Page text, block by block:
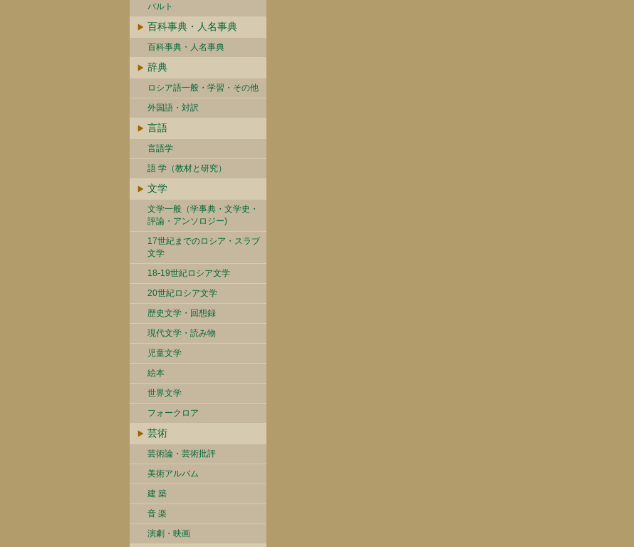
バルト
百科事典・人名事典
百科事典・人名事典
辞典
ロシア語一般・学習・その他
外国語・対訳
言語
言語学
語 学（教材と研究）
文学
文学一般（学事典・文学史・
評論・アンソロジー)
17世紀までのロシア・スラブ
文学
18-19世紀ロシア文学
20世紀ロシア文学
歴史文学・回想録
現代文学・読み物
児童文学
絵本
世界文学
フォークロア
芸術
芸術論・芸術批評
美術アルバム
建 築
音 楽
演劇・映画